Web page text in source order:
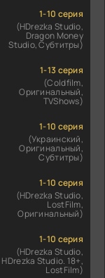
1-10 серия
(HDrezka Studio,
Dragon Money
Studio, Субтитры)
1-13 серия
(Coldfilm,
Оригинальный,
TVShows)
1-10 серия
(Украинский,
Оригинальный,
Субтитры)
1-10 серия
(HDrezka Studio,
LostFilm,
Оригинальный)
1-10 серия
(HDrezka Studio,
HDrezka Studio. 18+,
LostFilm)